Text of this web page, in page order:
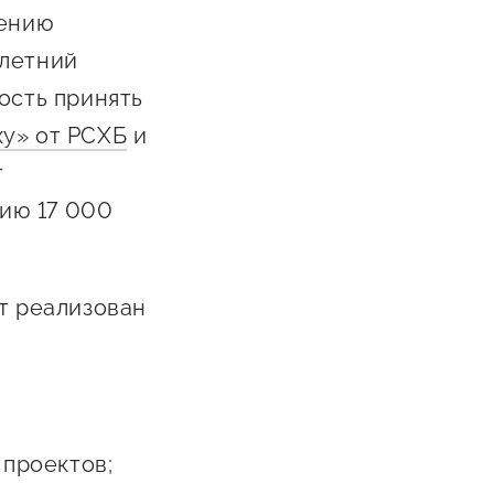
принять
от РСХБ и
17 000
реализован